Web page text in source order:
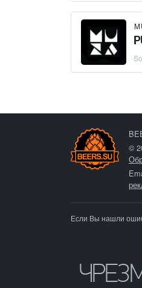
©
Если Вы нашли